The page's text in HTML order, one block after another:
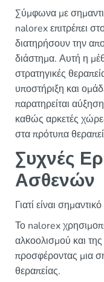
Σύμφωνα με
nalorex επιτρέπει
διατηρήσουν την
διάστημα. Αυτή η
στρατηγικές
υποστήριξη και
παρατηρείται
καθώς αρκετές
στα πρότυπα
Συχνές
Ασθενών
Γιατί είναι
Το nalorex
αλκοολισμού και
προσφέροντας μια
θεραπείας.